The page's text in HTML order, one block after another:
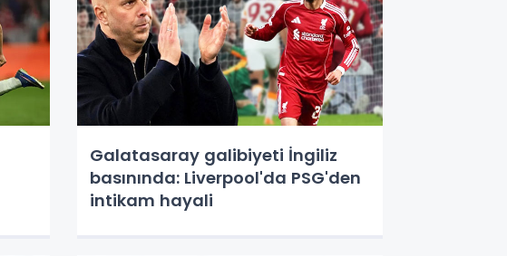
Galatasaray galibiyeti İngiliz
basınında: Liverpool'da PSG'den
intikam hayali